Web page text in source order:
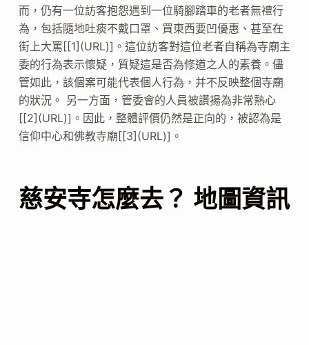
而，仍有一位訪客抱怨遇到一位騎腳踏車的老者無禮行
為，包括隨地吐痰不戴口罩、買東西要凹優惠、甚至在
街上大罵[[1](URL)]。這位訪客對這位老者自稱為寺廟主
委的行為表示懷疑，質疑這是否為修道之人的素養。儘
管如此，該個案可能代表個人行為，并不反映整個寺廟
的狀況。 另一方面，管委會的人員被讚揚為非常熱心
[[2](URL)]。因此，整體評價仍然是正向的，被認為是
信仰中心和佛教寺廟[[3](URL)]。
慈安寺怎麼去？ 地圖資訊